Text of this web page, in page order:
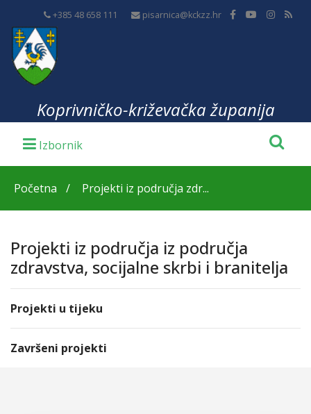
+385 48 658 111 pisarnica@kckzz.hr
Koprivničko-križevačka županija
Početna Projekti iz područja zdr...
Projekti iz područja iz područja
zdravstva, socijalne skrbi i branitelja
Projekti u tijeku
Završeni projekti